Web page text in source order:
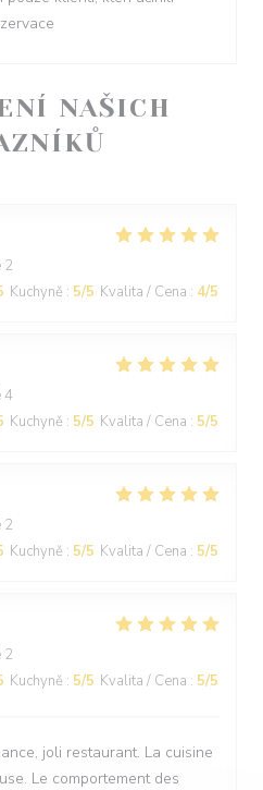
NAŠICH
2
Kuchyně : 5/5 Kvalita / Cena : 4/5
4
Kuchyně : 5/5 Kvalita / Cena : 5/5
2
Kuchyně : 5/5 Kvalita / Cena : 5/5
2
Kuchyně : 5/5 Kvalita / Cena : 5/5
joli restaurant. La cuisine
Le comportement des